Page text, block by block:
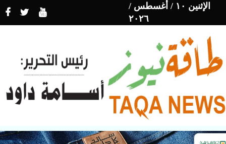
الإثنين ١٠ / أغسطس /
٢٠٢٦